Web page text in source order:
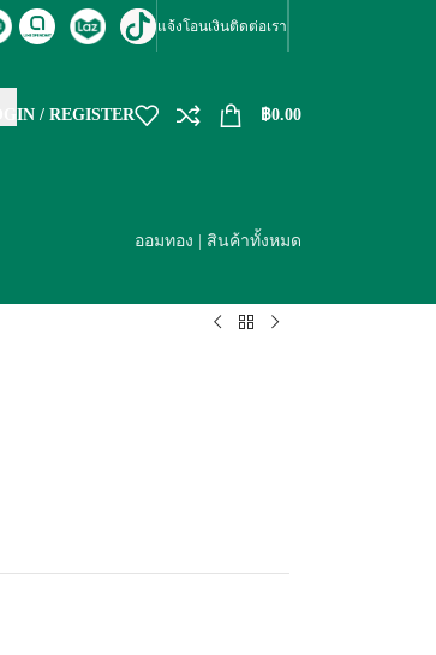
แจ้งโอนเงินติดต่อเรา
/ REGISTER ฿0.00
ออมทอง | สินค้าทั้งหมด